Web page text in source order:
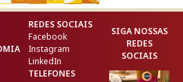
REDES SOCIAIS
Facebook
Instagram
LinkedIn
TELEFONES
SIGA NOSSAS
REDES
SOCIAIS